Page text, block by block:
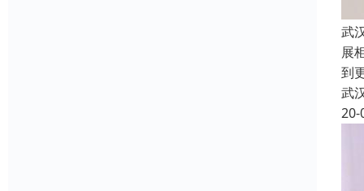
武
展
到
武
20-